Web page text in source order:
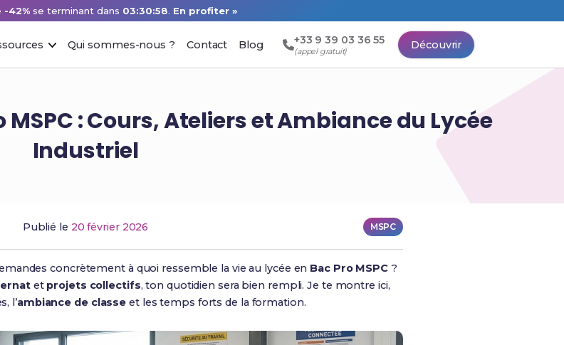
-42% se terminant dans 03:30:57. En profiter »
Qui sommes-nous ? Contact Blog +33 9 39 03 36 55
(appel gratuit)
Découvrir
MSPC : Cours, Ateliers et Ambiance du Lycée
Industriel
Publié le 20 février 2026 MSPC
concrètement à quoi ressemble la vie au lycée en Bac Pro MSPC ?
et projets collectifs, ton quotidien sera bien rempli. Je te montre ici,
l’ambiance de classe et les temps forts de la formation.